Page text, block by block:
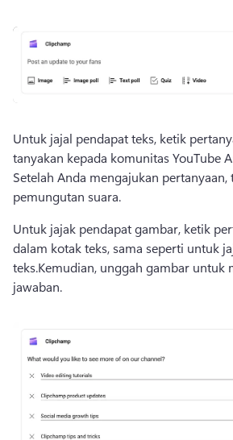
Untuk jajal pendapat teks, ketik
Setelah Anda mengajukan pertanyaan,
pemungutan suara.
Untuk jajak pendapat gambar, ketik
dalam kotak teks, sama seperti untuk
teks.Kemudian, unggah gambar untuk
jawaban.